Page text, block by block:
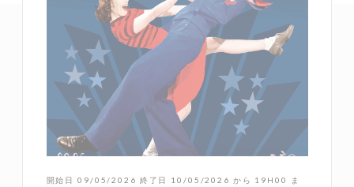
開始日 09/05/2026 終了日 10/05/2026 から 19H00 ま